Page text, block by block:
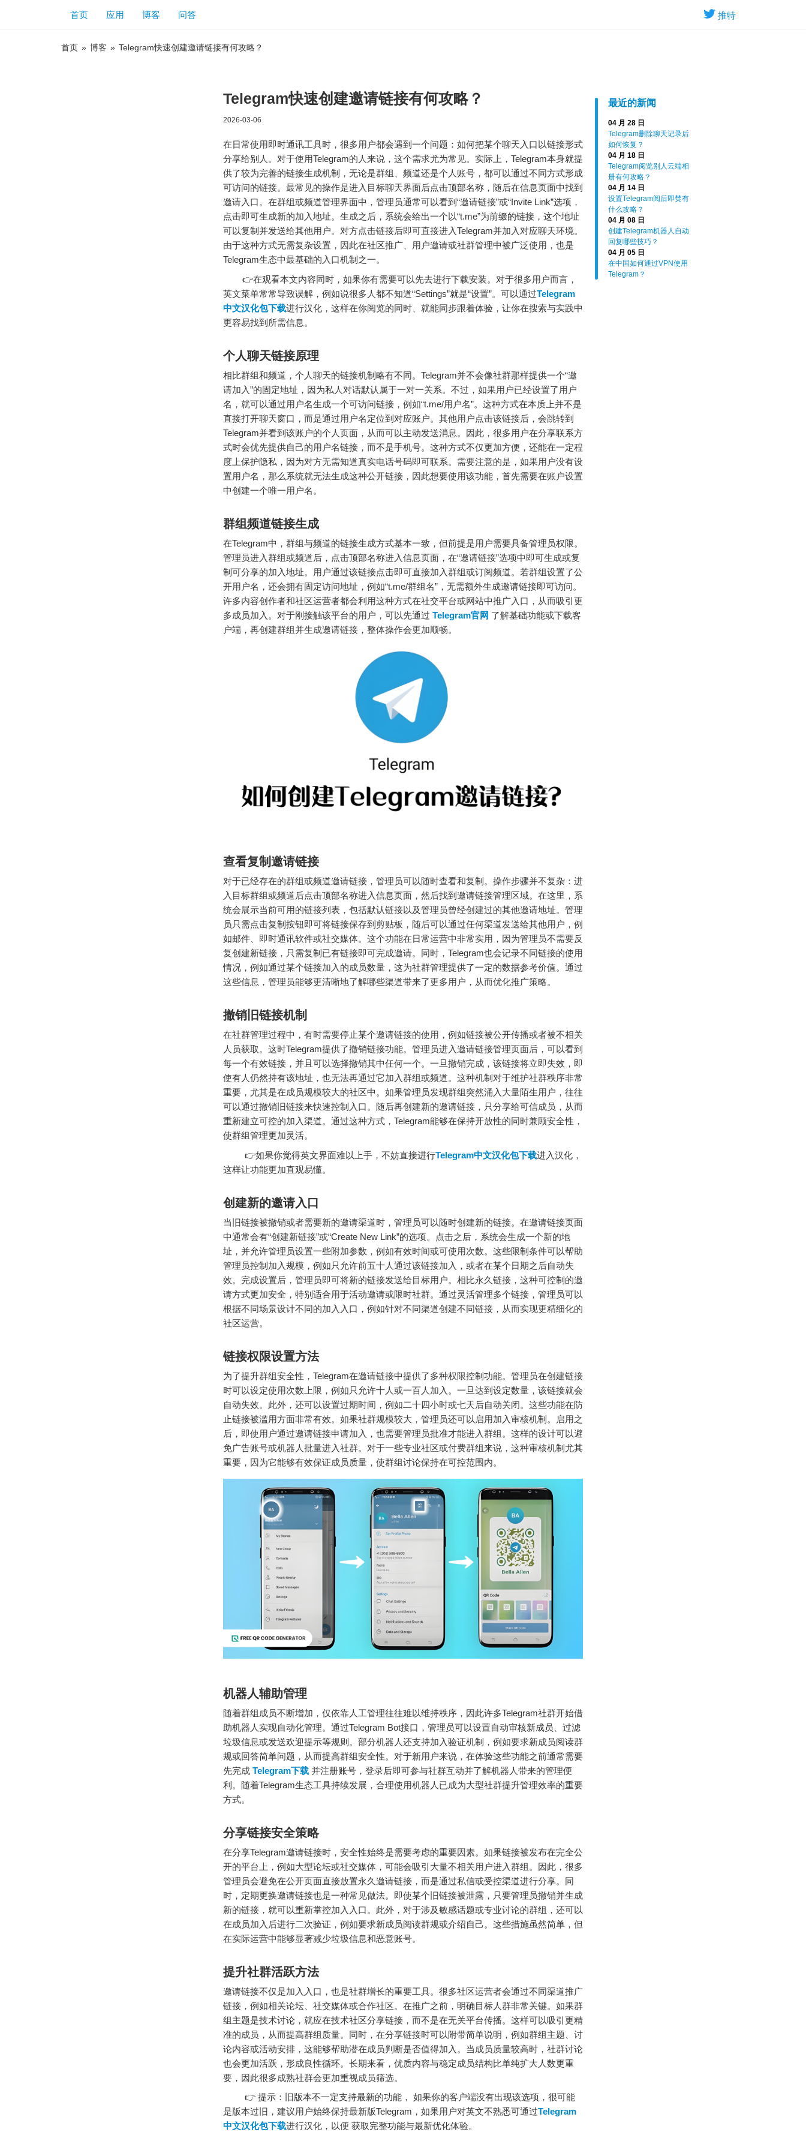
推特
首页 应用 博客 问答
首页 » 博客 » Telegram快速创建邀请链接有何攻略？
最近的新闻
04 月 28 日
Telegram删除聊天记录后
如何恢复？
04 月 18 日
Telegram阅览别人云端相
册有何攻略？
04 月 14 日
设置Telegram阅后即焚有
什么攻略？
04 月 08 日
创建Telegram机器人自动
回复哪些技巧？
04 月 05 日
在中国如何通过VPN使用
Telegram？
Telegram快速创建邀请链接有何攻略？
2026-03-06
在日常使用即时通讯工具时，很多用户都会遇到一个问题：如何把某个聊天入口以链接形式
分享给别人。对于使用Telegram的人来说，这个需求尤为常见。实际上，Telegram本身就提
供了较为完善的链接生成机制，无论是群组、频道还是个人账号，都可以通过不同方式形成
可访问的链接。最常见的操作是进入目标聊天界面后点击顶部名称，随后在信息页面中找到
邀请入口。在群组或频道管理界面中，管理员通常可以看到“邀请链接”或“Invite Link”选项，
点击即可生成新的加入地址。生成之后，系统会给出一个以“t.me”为前缀的链接，这个地址
可以复制并发送给其他用户。对方点击链接后即可直接进入Telegram并加入对应聊天环境。
由于这种方式无需复杂设置，因此在社区推广、用户邀请或社群管理中被广泛使用，也是
Telegram生态中最基础的入口机制之一。
👉在观看本文内容同时，如果你有需要可以先去进行下载安装。对于很多用户而言，
英文菜单常常导致误解，例如说很多人都不知道“Settings”就是“设置”。可以通过Telegram
中文汉化包下载进行汉化，这样在你阅览的同时、就能同步跟着体验，让你在搜索与实践中
更容易找到所需信息。
个人聊天链接原理
相比群组和频道，个人聊天的链接机制略有不同。Telegram并不会像社群那样提供一个“邀
请加入”的固定地址，因为私人对话默认属于一对一关系。不过，如果用户已经设置了用户
名，就可以通过用户名生成一个可访问链接，例如“t.me/用户名”。这种方式在本质上并不是
直接打开聊天窗口，而是通过用户名定位到对应账户。其他用户点击该链接后，会跳转到
Telegram并看到该账户的个人页面，从而可以主动发送消息。因此，很多用户在分享联系方
式时会优先提供自己的用户名链接，而不是手机号。这种方式不仅更加方便，还能在一定程
度上保护隐私，因为对方无需知道真实电话号码即可联系。需要注意的是，如果用户没有设
置用户名，那么系统就无法生成这种公开链接，因此想要使用该功能，首先需要在账户设置
中创建一个唯一用户名。
群组频道链接生成
在Telegram中，群组与频道的链接生成方式基本一致，但前提是用户需要具备管理员权限。
管理员进入群组或频道后，点击顶部名称进入信息页面，在“邀请链接”选项中即可生成或复
制可分享的加入地址。用户通过该链接点击即可直接加入群组或订阅频道。若群组设置了公
开用户名，还会拥有固定访问地址，例如“t.me/群组名”，无需额外生成邀请链接即可访问。
许多内容创作者和社区运营者都会利用这种方式在社交平台或网站中推广入口，从而吸引更
多成员加入。对于刚接触该平台的用户，可以先通过 Telegram官网 了解基础功能或下载客
户端，再创建群组并生成邀请链接，整体操作会更加顺畅。
查看复制邀请链接
对于已经存在的群组或频道邀请链接，管理员可以随时查看和复制。操作步骤并不复杂：进
入目标群组或频道后点击顶部名称进入信息页面，然后找到邀请链接管理区域。在这里，系
统会展示当前可用的链接列表，包括默认链接以及管理员曾经创建过的其他邀请地址。管理
员只需点击复制按钮即可将链接保存到剪贴板，随后可以通过任何渠道发送给其他用户，例
如邮件、即时通讯软件或社交媒体。这个功能在日常运营中非常实用，因为管理员不需要反
复创建新链接，只需复制已有链接即可完成邀请。同时，Telegram也会记录不同链接的使用
情况，例如通过某个链接加入的成员数量，这为社群管理提供了一定的数据参考价值。通过
这些信息，管理员能够更清晰地了解哪些渠道带来了更多用户，从而优化推广策略。
撤销旧链接机制
在社群管理过程中，有时需要停止某个邀请链接的使用，例如链接被公开传播或者被不相关
人员获取。这时Telegram提供了撤销链接功能。管理员进入邀请链接管理页面后，可以看到
每一个有效链接，并且可以选择撤销其中任何一个。一旦撤销完成，该链接将立即失效，即
使有人仍然持有该地址，也无法再通过它加入群组或频道。这种机制对于维护社群秩序非常
重要，尤其是在成员规模较大的社区中。如果管理员发现群组突然涌入大量陌生用户，往往
可以通过撤销旧链接来快速控制入口。随后再创建新的邀请链接，只分享给可信成员，从而
重新建立可控的加入渠道。通过这种方式，Telegram能够在保持开放性的同时兼顾安全性，
使群组管理更加灵活。
👉如果你觉得英文界面难以上手，不妨直接进行Telegram中文汉化包下载进入汉化，
这样让功能更加直观易懂。
创建新的邀请入口
当旧链接被撤销或者需要新的邀请渠道时，管理员可以随时创建新的链接。在邀请链接页面
中通常会有“创建新链接”或“Create New Link”的选项。点击之后，系统会生成一个新的地
址，并允许管理员设置一些附加参数，例如有效时间或可使用次数。这些限制条件可以帮助
管理员控制加入规模，例如只允许前五十人通过该链接加入，或者在某个日期之后自动失
效。完成设置后，管理员即可将新的链接发送给目标用户。相比永久链接，这种可控制的邀
请方式更加安全，特别适合用于活动邀请或限时社群。通过灵活管理多个链接，管理员可以
根据不同场景设计不同的加入入口，例如针对不同渠道创建不同链接，从而实现更精细化的
社区运营。
链接权限设置方法
为了提升群组安全性，Telegram在邀请链接中提供了多种权限控制功能。管理员在创建链接
时可以设定使用次数上限，例如只允许十人或一百人加入。一旦达到设定数量，该链接就会
自动失效。此外，还可以设置过期时间，例如二十四小时或七天后自动关闭。这些功能在防
止链接被滥用方面非常有效。如果社群规模较大，管理员还可以启用加入审核机制。启用之
后，即使用户通过邀请链接申请加入，也需要管理员批准才能进入群组。这样的设计可以避
免广告账号或机器人批量进入社群。对于一些专业社区或付费群组来说，这种审核机制尤其
重要，因为它能够有效保证成员质量，使群组讨论保持在可控范围内。
机器人辅助管理
随着群组成员不断增加，仅依靠人工管理往往难以维持秩序，因此许多Telegram社群开始借
助机器人实现自动化管理。通过Telegram Bot接口，管理员可以设置自动审核新成员、过滤
垃圾信息或发送欢迎提示等规则。部分机器人还支持加入验证机制，例如要求新成员阅读群
规或回答简单问题，从而提高群组安全性。对于新用户来说，在体验这些功能之前通常需要
先完成 Telegram下载 并注册账号，登录后即可参与社群互动并了解机器人带来的管理便
利。随着Telegram生态工具持续发展，合理使用机器人已成为大型社群提升管理效率的重要
方式。
分享链接安全策略
在分享Telegram邀请链接时，安全性始终是需要考虑的重要因素。如果链接被发布在完全公
开的平台上，例如大型论坛或社交媒体，可能会吸引大量不相关用户进入群组。因此，很多
管理员会避免在公开页面直接放置永久邀请链接，而是通过私信或受控渠道进行分享。同
时，定期更换邀请链接也是一种常见做法。即使某个旧链接被泄露，只要管理员撤销并生成
新的链接，就可以重新掌控加入入口。此外，对于涉及敏感话题或专业讨论的群组，还可以
在成员加入后进行二次验证，例如要求新成员阅读群规或介绍自己。这些措施虽然简单，但
在实际运营中能够显著减少垃圾信息和恶意账号。
提升社群活跃方法
邀请链接不仅是加入入口，也是社群增长的重要工具。很多社区运营者会通过不同渠道推广
链接，例如相关论坛、社交媒体或合作社区。在推广之前，明确目标人群非常关键。如果群
组主题是技术讨论，就应在技术社区分享链接，而不是在无关平台传播。这样可以吸引更精
准的成员，从而提高群组质量。同时，在分享链接时可以附带简单说明，例如群组主题、讨
论内容或活动安排，这能够帮助潜在成员判断是否值得加入。当成员质量较高时，社群讨论
也会更加活跃，形成良性循环。长期来看，优质内容与稳定成员结构比单纯扩大人数更重
要，因此很多成熟社群会更加重视成员筛选。
👉 提示：旧版本不一定支持最新的功能， 如果你的客户端没有出现该选项，很可能
是版本过旧，建议用户始终保持最新版Telegram，如果用户对英文不熟悉可通过Telegram
中文汉化包下载进行汉化，以便 获取完整功能与最新优化体验。